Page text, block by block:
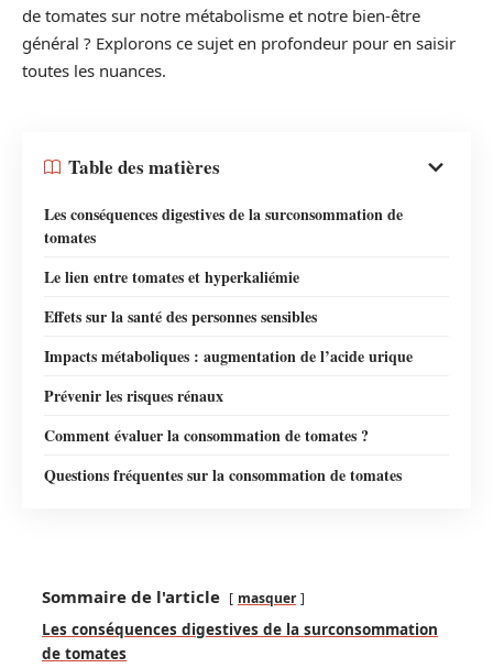
de tomates sur notre métabolisme et notre bien-être
général ? Explorons ce sujet en profondeur pour en saisir
toutes les nuances.
Table des matières
Les conséquences digestives de la surconsommation de
tomates
Le lien entre tomates et hyperkaliémie
Effets sur la santé des personnes sensibles
Impacts métaboliques : augmentation de l’acide urique
Prévenir les risques rénaux
Comment évaluer la consommation de tomates ?
Questions fréquentes sur la consommation de tomates
Sommaire de l'article masquer
Les conséquences digestives de la surconsommation
de tomates